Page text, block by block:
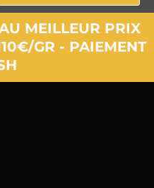
MEILLEUR PRIX
GR - PAIEMENT